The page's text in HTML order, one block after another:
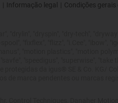
| Informação legal | Condições gerais